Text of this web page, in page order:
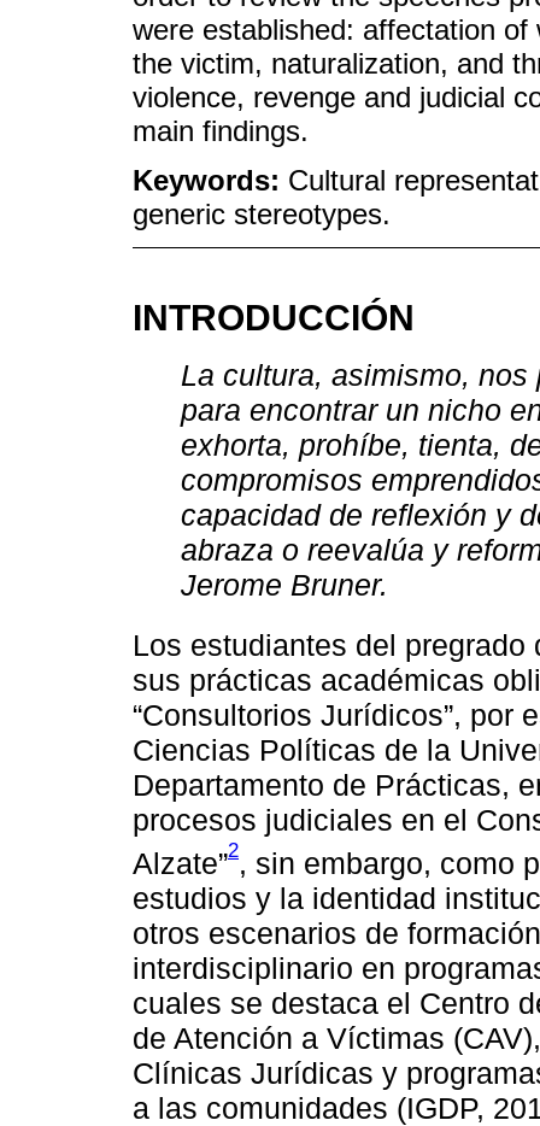
were established: affectation
the victim, naturalization, and
violence, revenge and judicial
main findings.
Keywords: Cultural
generic stereotypes.
INTRODUCCIÓN
La cultura, asimismo,
para encontrar un nicho
exhorta, prohíbe, tienta,
compromisos
capacidad de reflexión y
abraza o reevalúa y
Jerome Bruner.
Los estudiantes del pregrado
sus prácticas académicas
“Consultorios Jurídicos”, por
Ciencias Políticas de la
Departamento de Prácticas,
procesos judiciales en el
Alzate”2, sin embargo, como
estudios y la identidad
otros escenarios de
interdisciplinario en
cuales se destaca el Centro
de Atención a Víctimas
Clínicas Jurídicas y
a las comunidades (IGDP,